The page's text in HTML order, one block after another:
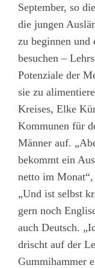
September, so
die jungen
zu beginnen und
besuchen –
Potenziale der
sie zu
Kreises, Elke
Kommunen für
Männer auf.
bekommt ein
netto im Monat“,
„Und ist selbst
gern noch
auch Deutsch.
drischt auf der
Gummihammer